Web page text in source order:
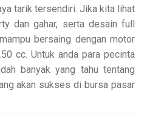
tarik tersendiri. Jika kita lihat
dan gahar, serta desain full
bersaing dengan motor
cc. Untuk anda para pecinta
banyak yang tahu tentang
akan sukses di bursa pasar